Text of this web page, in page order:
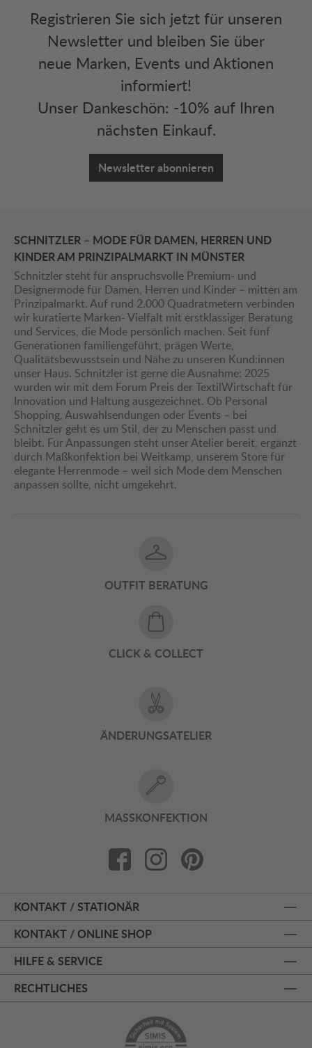
Registrieren Sie sich jetzt für unseren
Newsletter und bleiben Sie über
neue Marken, Events und Aktionen
informiert!
Unser Dankeschön: -10% auf Ihren
nächsten Einkauf.
Newsletter abonnieren
SCHNITZLER – MODE FÜR DAMEN, HERREN UND
KINDER AM PRINZIPALMARKT IN MÜNSTER
Schnitzler steht für anspruchsvolle Premium- und
Designermode für Damen, Herren und Kinder – mitten am
Prinzipalmarkt. Auf rund 2.000 Quadratmetern verbinden
wir kuratierte Marken- Vielfalt mit erstklassiger Beratung
und Services, die Mode persönlich machen. Seit fünf
Generationen familiengeführt, prägen Werte,
Qualitätsbewusstsein und Nähe zu unseren Kund:innen
unser Haus. Schnitzler ist gerne die Ausnahme: 2025
wurden wir mit dem Forum Preis der TextilWirtschaft für
Innovation und Haltung ausgezeichnet. Ob Personal
Shopping, Auswahlsendungen oder Events – bei
Schnitzler geht es um Stil, der zu Menschen passt und
bleibt. Für Anpassungen steht unser Atelier bereit, ergänzt
durch Maßkonfektion bei Weitkamp, unserem Store für
elegante Herrenmode – weil sich Mode dem Menschen
anpassen sollte, nicht umgekehrt.
OUTFIT BERATUNG
CLICK & COLLECT
ÄNDERUNGSATELIER
MASSKONFEKTION
KONTAKT / STATIONÄR
KONTAKT / ONLINE SHOP
HILFE & SERVICE
RECHTLICHES